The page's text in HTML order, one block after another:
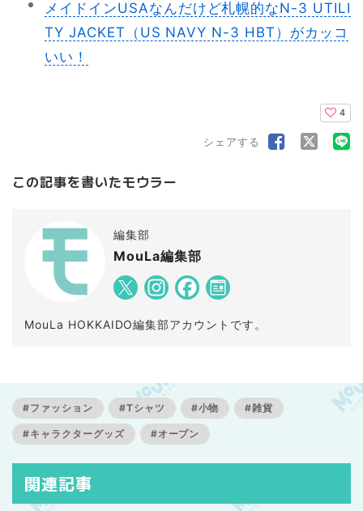
メイドインUSAなんだけど札幌的なN-3 UTILI
TY JACKET（US NAVY N-3 HBT）がカッコ
いい！
4
シェアする
この記事を書いたモウラー
編集部
MouLa編集部
MouLa HOKKAIDO編集部アカウントです。
#ファッション #Tシャツ #小物 #雑貨
#キャラクターグッズ #オープン
関連記事